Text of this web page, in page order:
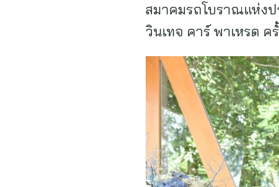
สมาคมรถโบราณแห่งป
วินเทจ คาร์ พาเหรด ค